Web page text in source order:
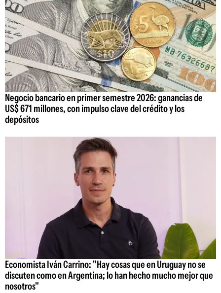
Negocio bancario en primer semestre 2026: ganancias de
US$ 671 millones, con impulso clave del crédito y los
depósitos
Economista Iván Carrino: "Hay cosas que en Uruguay no se
discuten como en Argentina; lo han hecho mucho mejor que
nosotros"